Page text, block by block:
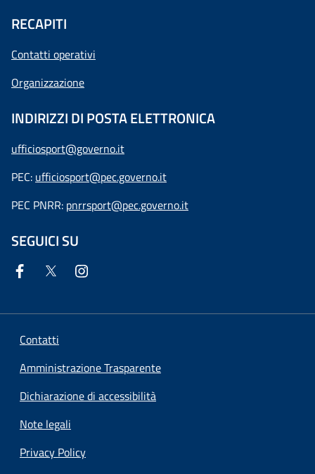
RECAPITI
Contatti operativi
Organizzazione
INDIRIZZI DI POSTA ELETTRONICA
ufficiosport@governo.it
PEC: ufficiosport@pec.governo.it
PEC PNRR: pnrrsport@pec.governo.it
SEGUICI SU
Contatti
Amministrazione Trasparente
Dichiarazione di accessibilità
Note legali
Privacy Policy